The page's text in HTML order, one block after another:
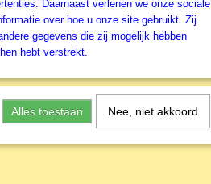
Daarnaast verlenen we onze sociale
over hoe u onze site gebruikt. Zij
gegevens die zij mogelijk hebben
hebt verstrekt.
Alles toestaan Nee, niet akkoord